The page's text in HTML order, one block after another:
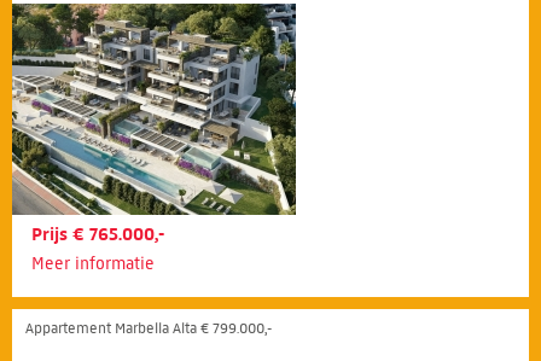
Prijs € 765.000,-
Meer informatie
Appartement Marbella Alta € 799.000,-